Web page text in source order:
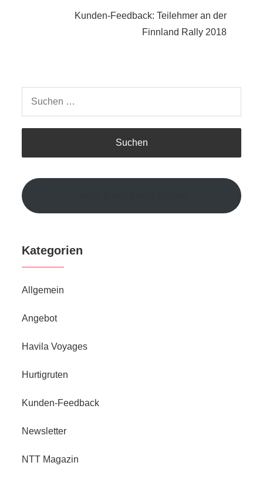
Kunden-Feedback: Teilehmer an der
Finnland Rally 2018
Kategorien
Allgemein
Angebot
Havila Voyages
Hurtigruten
Kunden-Feedback
Newsletter
NTT Magazin